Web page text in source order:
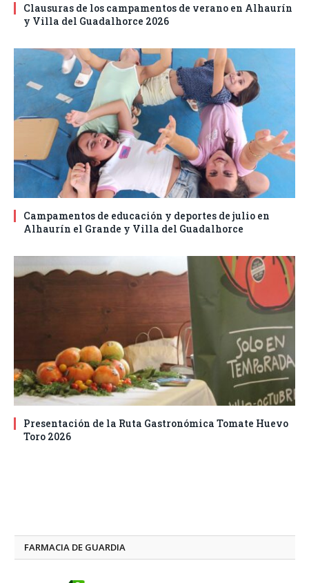
Clausuras de los campamentos de verano en Alhaurín
y Villa del Guadalhorce 2026
Campamentos de educación y deportes de julio en
Alhaurín el Grande y Villa del Guadalhorce
Presentación de la Ruta Gastronómica Tomate Huevo
Toro 2026
FARMACIA DE GUARDIA